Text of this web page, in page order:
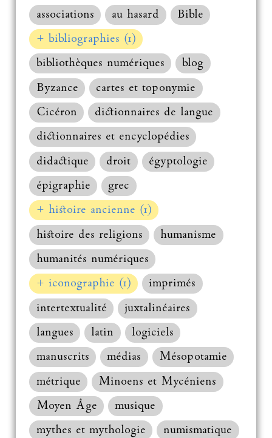
associations
au hasard
Bible
+ bibliographies (1)
bibliothèques numériques
blog
Byzance
cartes et toponymie
Cicéron
dictionnaires de langue
dictionnaires et encyclopédies
didactique
droit
égyptologie
épigraphie
grec
+ histoire ancienne (1)
histoire des religions
humanisme
humanités numériques
+ iconographie (1)
imprimés
intertextualité
juxtalinéaires
langues
latin
logiciels
manuscrits
médias
Mésopotamie
métrique
Minoens et Mycéniens
Moyen Âge
musique
mythes et mythologie
numismatique